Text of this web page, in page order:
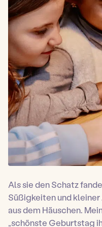
Als sie den Schatz
Süßigkeiten und
aus dem Häuschen.
„schönste Geburtstag